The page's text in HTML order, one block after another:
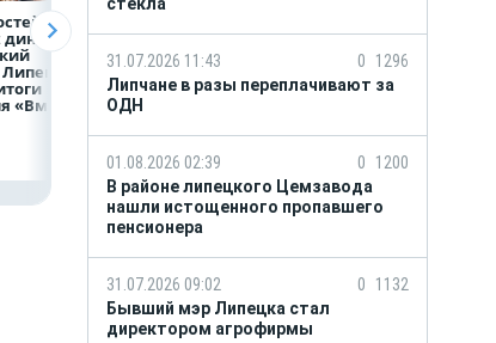
9
«Вместе
учебных заведениях
НЛМК конкурс до
трёх человек на
место
млрд рублей
на строительство
складских
комплексов
31.07.2026 11:43 0
1296
Липчане в разы переплачивают за
ОДН
01.08.2026 02:39 0
1200
В районе липецкого Цемзавода
нашли истощенного пропавшего
пенсионера
31.07.2026 09:02 0
1132
Бывший мэр Липецка стал
директором агрофирмы